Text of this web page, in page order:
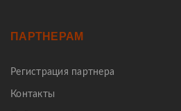
ПАРТНЕРАМ
Регистрация партнера
Контакты